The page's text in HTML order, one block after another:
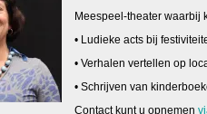
Meespeel-theater waarbij
• Ludieke acts bij
• Verhalen vertellen op
• Schrijven van
Contact kunt u opnemen